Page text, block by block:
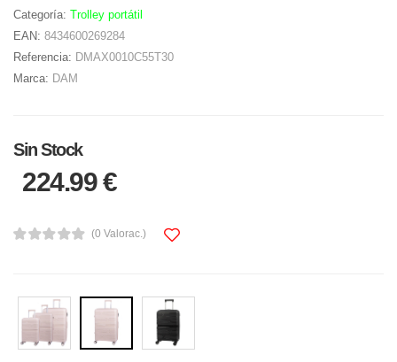
Categoría: Trolley portátil
EAN: 8434600269284
Referencia: DMAX0010C55T30
Marca: DAM
Sin Stock
224.99 €
(0 Valorac.)